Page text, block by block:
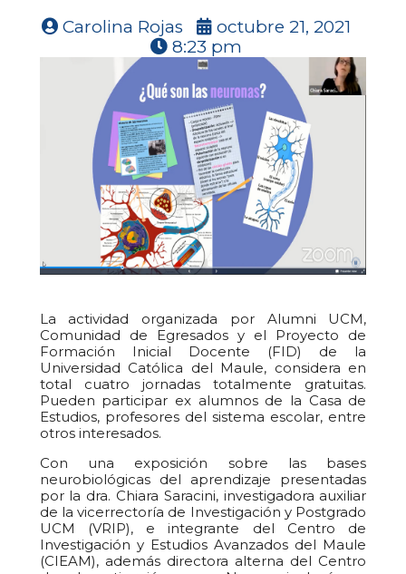
Carolina Rojas
octubre 21, 2021
8:23 pm
La actividad organizada por Alumni UCM,
Comunidad de Egresados y el Proyecto de
Formación Inicial Docente (FID) de la
Universidad Católica del Maule, considera en
total cuatro jornadas totalmente gratuitas.
Pueden participar ex alumnos de la Casa de
Estudios, profesores del sistema escolar, entre
otros interesados.
Con una exposición sobre las bases
neurobiológicas del aprendizaje presentadas
por la dra. Chiara Saracini, investigadora auxiliar
de la vicerrectoría de Investigación y Postgrado
UCM (VRIP), e integrante del Centro de
Investigación y Estudios Avanzados del Maule
(CIEAM), además directora alterna del Centro